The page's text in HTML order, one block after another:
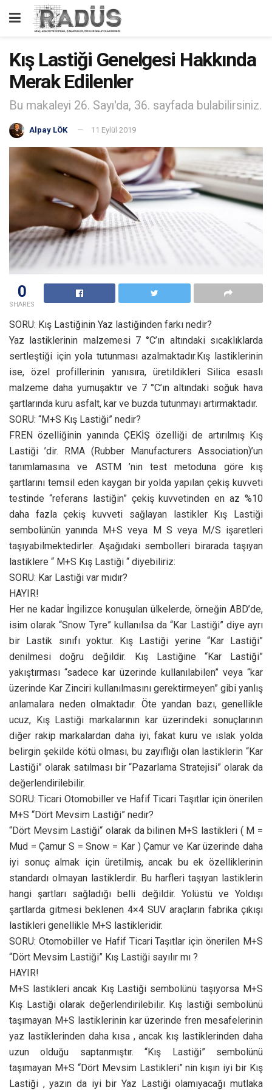
Kış Lastiği Genelgesi Hakkında
Merak Edilenler
Bu makaleyi 26. Sayı'da, 36. sayfada bulabilirsiniz.
Alpay LÖK 11 Eylül 2019
0
SHARES
SORU: Kış Lastiğinin Yaz lastiğinden farkı nedir?
Yaz lastiklerinin malzemesi 7 °C’ın altındaki sıcaklıklarda
sertleştiği için yola tutunması azalmaktadır.Kış lastiklerinin
ise, özel profillerinin yanısıra, üretildikleri Silica esaslı
malzeme daha yumuşaktır ve 7 °C’ın altındaki soğuk hava
şartlarında kuru asfalt, kar ve buzda tutunmayı artırmaktadır.
SORU: “M+S Kış Lastiği” nedir?
FREN özelliğinin yanında ÇEKİŞ özelliği de artırılmış Kış
Lastiği ’dir. RMA (Rubber Manufacturers Association)’un
tanımlamasına ve ASTM ’nin test metoduna göre kış
şartlarını temsil eden kaygan bir yolda yapılan çekiş kuvveti
testinde “referans lastiğin” çekiş kuvvetinden en az %10
daha fazla çekiş kuvveti sağlayan lastikler Kış Lastiği
sembolünün yanında M+S veya M S veya M/S işaretleri
taşıyabilmektedirler. Aşağıdaki sembolleri birarada taşıyan
lastiklere “ M+S Kış Lastiği “ diyebiliriz:
SORU: Kar Lastiği var mıdır?
HAYIR!
Her ne kadar İngilizce konuşulan ülkelerde, örneğin ABD’de,
isim olarak “Snow Tyre” kullanılsa da “Kar Lastiği” diye ayrı
bir Lastik sınıfı yoktur. Kış Lastiği yerine “Kar Lastiği”
denilmesi doğru değildir. Kış Lastiğine “Kar Lastiği”
yakıştırması “sadece kar üzerinde kullanılabilen” veya “kar
üzerinde Kar Zinciri kullanılmasını gerektirmeyen” gibi yanlış
anlamalara neden olmaktadır. Öte yandan bazı, genellikle
ucuz, Kış Lastiği markalarının kar üzerindeki sonuçlarının
diğer rakip markalardan daha iyi, fakat kuru ve ıslak yolda
belirgin şekilde kötü olması, bu zayıflığı olan lastiklerin “Kar
Lastiği” olarak satılması bir “Pazarlama Stratejisi” olarak da
değerlendirilebilir.
SORU: Ticari Otomobiller ve Hafif Ticari Taşıtlar için önerilen
M+S “Dört Mevsim Lastiği” nedir?
“Dört Mevsim Lastiği“ olarak da bilinen M+S lastikleri ( M =
Mud = Çamur S = Snow = Kar ) Çamur ve Kar üzerinde daha
iyi sonuç almak için üretilmiş, ancak bu ek özelliklerinin
standardı olmayan lastiklerdir. Bu harfleri taşıyan lastiklerin
hangi şartları sağladığı belli değildir. Yolüstü ve Yoldışı
şartlarda gitmesi beklenen 4×4 SUV araçların fabrika çıkışı
lastikleri genellikle M+S lastikleridir.
SORU: Otomobiller ve Hafif Ticari Taşıtlar için önerilen M+S
“Dört Mevsim Lastiği” Kış Lastiği sayılır mı ?
HAYIR!
M+S lastikleri ancak Kış Lastiği sembolünü taşıyorsa M+S
Kış Lastiği olarak değerlendirilebilir. Kış lastiği sembolünü
taşımayan M+S lastiklerinin kar üzerinde fren mesafelerinin
yaz lastiklerinden daha kısa , ancak kış lastiklerinden daha
uzun olduğu saptanmıştır. “Kış Lastiği” sembolünü
taşımayan M+S “Dört Mevsim Lastikleri” nin kışın iyi bir Kış
Lastiği , yazın da iyi bir Yaz Lastiği olamıyacağı mutlaka